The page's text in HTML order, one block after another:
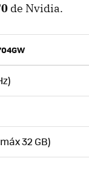
de Nvidia.
32 GB)